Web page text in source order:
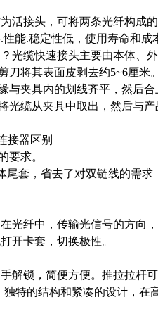
活接头，可将两条光纤构成
能.稳定性低，使用寿命和成
光缆快速接头主要由本体、
刀将其表面皮剥去约5~6厘
与夹具内的划线齐平，然后
光缆从夹具中取出，然后与
接器区别
要求。
尾套，省去了对双链线的需
光纤中，传输光信号的方向
开卡套，切换极性。
解锁，简便方便。推拉拉杆
独特的结构和紧凑的设计，